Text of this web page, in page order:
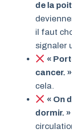
de la
il faut
signaler
«
cancer. »
cela.
« On
dormir. »